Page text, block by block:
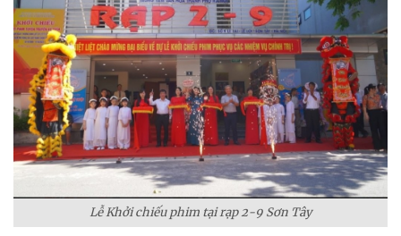
Lễ Khởi chiếu phim tại rạp 2-9 Sơn Tây